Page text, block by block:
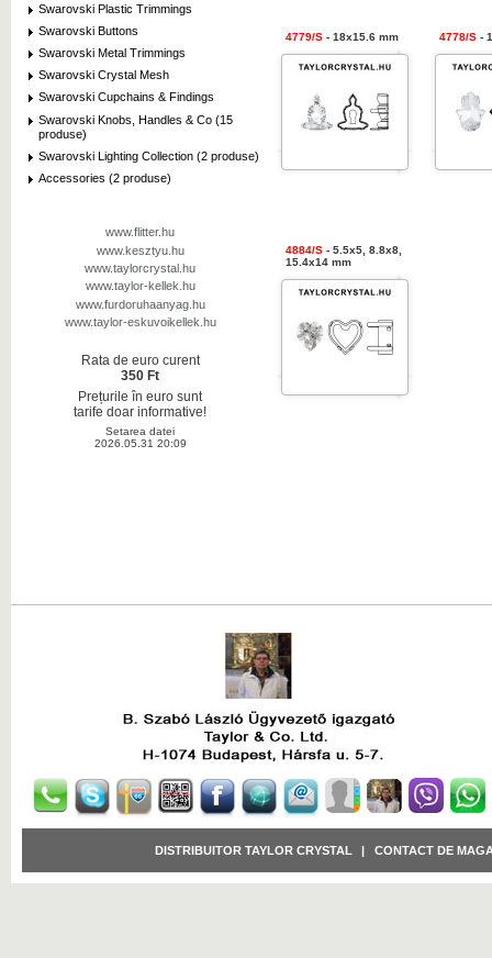
Swarovski Plastic Trimmings
Swarovski Buttons
Swarovski Metal Trimmings
Swarovski Crystal Mesh
Swarovski Cupchains & Findings
Swarovski Knobs, Handles & Co (15
produse)
Swarovski Lighting Collection (2 produse)
Accessories (2 produse)
www.flitter.hu
www.kesztyu.hu
www.taylorcrystal.hu
www.taylor-kellek.hu
www.furdoruhaanyag.hu
www.taylor-eskuvoikellek.hu
Rata de euro curent
350 Ft
Prețurile în euro sunt
tarife doar informative!
Setarea datei
2026.05.31 20:09
4779/S - 18x15.6 mm 4778/S -
4884/S - 5.5x5, 8.8x8,
15.4x14 mm
DISTRIBUITOR TAYLOR CRYSTAL | CONTACT DE